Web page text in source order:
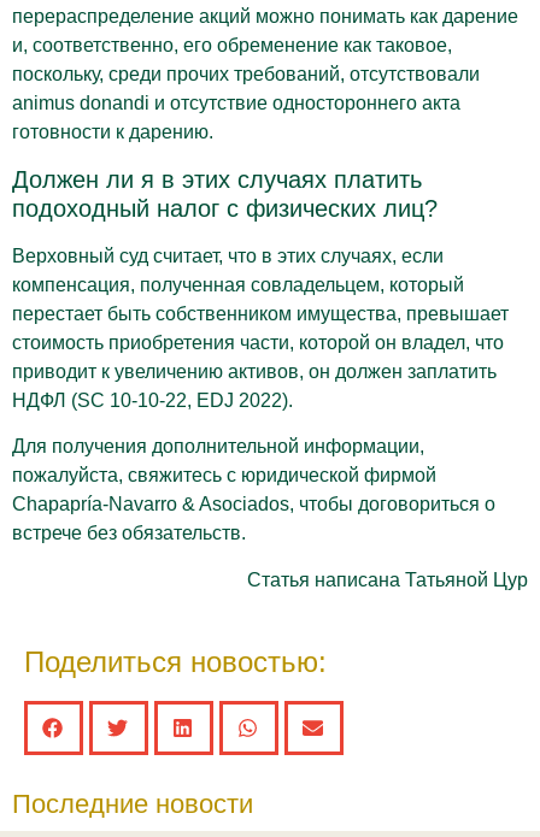
перераспределение акций можно понимать как дарение
и, соответственно, его обременение как таковое,
поскольку, среди прочих требований, отсутствовали
animus donandi и отсутствие одностороннего акта
готовности к дарению.
Должен ли я в этих случаях платить
подоходный налог с физических лиц?
Верховный суд считает, что в этих случаях, если
компенсация, полученная совладельцем, который
перестает быть собственником имущества, превышает
стоимость приобретения части, которой он владел, что
приводит к увеличению активов, он должен заплатить
НДФЛ (SC 10-10-22, EDJ 2022).
Для получения дополнительной информации,
пожалуйста, свяжитесь с юридической фирмой
Chapapría-Navarro & Asociados, чтобы договориться о
встрече без обязательств.
Статья написана Татьяной Цур
Поделиться новостью:
Последние новости